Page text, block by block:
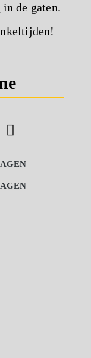
in de gaten.